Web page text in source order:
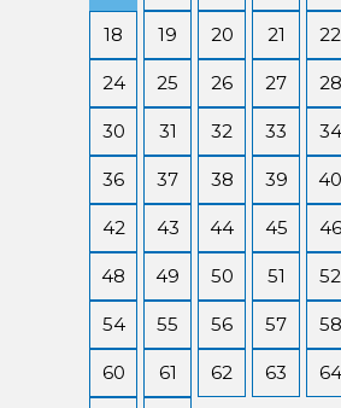
18 19 20 21 22
24 25 26 27 28
30 31 32 33 34
36 37 38 39 40
42 43 44 45 46
48 49 50 51 52
54 55 56 57 58
60 61 62 63 64